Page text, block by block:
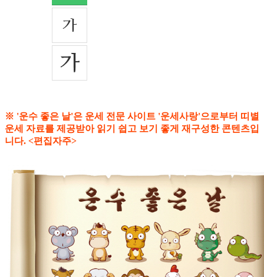
※ '운수 좋은 날'은 운세 전문 사이트 '운세사랑'으로부터 띠별
운세 자료를 제공받아 읽기 쉽고 보기 좋게 재구성한 콘텐츠입
니다. <편집자주>